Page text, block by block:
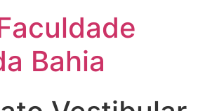
Bahia